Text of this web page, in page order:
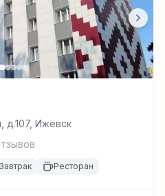
д.107, Ижевск
Завтрак Ресторан